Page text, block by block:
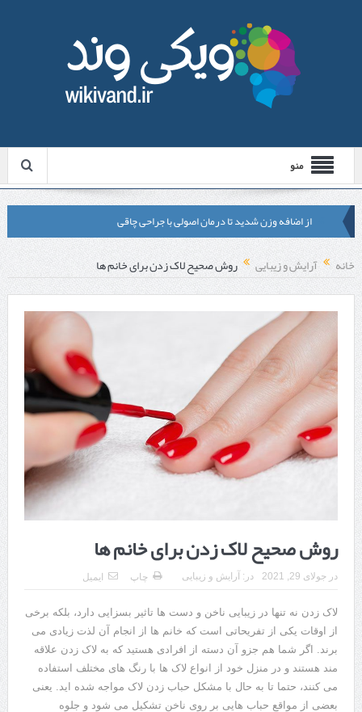
منو
از اضافه وزن شدید تا درمان اصولی با جراحی چاقی
لیزر موهای زائد شاتی یا رولی؟ مقایسه لیزرهای واقعی با شبه‌ لیزر در
مشهد
قبل از تماس با تعمیرکار ماشین ظرفشویی وستینگهاوس این موارد را
بررسی کنید
هزینه ایمپلنت دندان در ترکیه 1405 | قیمت، مزایا، معایب و مقایسه با
ایران
محصولات تراست؛ بهترین گزینه برای مراقبت از پوست
کلاس تیزهوشان برای چه دانش‌آموزانی ضروری‌تر است؟
درمان ترک های پوستی با لیزر در مشهد | لیزر فوتونا برای بهبود قطعی
طراحی در خدمت نظم؛ از قفسه ‌های یک‌ طرفه تا دو طرفه، روایت
هوشمندی در معماری فروشگاه
خانه آرایش و زیبایی روش صحیح لاک زدن برای خانم ها
روش صحیح لاک زدن برای خانم ها
در جولای 29, 2021 در: آرایش و زیبایی چاپ ایمیل
لاک زدن نه تنها در زیبایی ناخن و دست ها تاثیر بسزایی دارد، بلکه برخی
از اوقات یکی از تفریحاتی است که خانم ها از انجام آن لذت زیادی می
برند. اگر شما هم جزو آن دسته از افرادی هستید که به لاک زدن علاقه
مند هستند و در منزل خود از انواع لاک ها با رنگ های مختلف استفاده
می کنند، حتما تا به حال با مشکل حباب زدن لاک مواجه شده اید. یعنی
بعضی از مواقع حباب هایی بر روی ناخن تشکیل می شود و جلوه